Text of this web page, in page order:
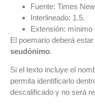
Fuente: Times
Interlineado: 1.5.
Extensión: mínimo
El poemario deberá
seudónimo.
Si el texto incluye el
permita identificarlo
descalificado y no será